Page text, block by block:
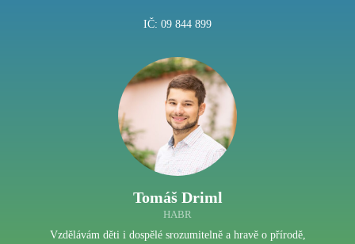
IČ: 09 844 899
Tomáš Driml
HABR
Vzdělávám děti i dospělé srozumitelně a hravě o přírodě,